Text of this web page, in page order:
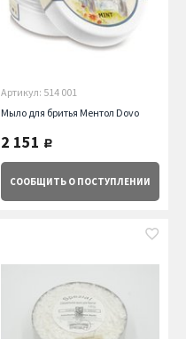
Артикул: 514 001
Мыло для бритья Ментол Dovo
2 151 руб.
СООБЩИТЬ О ПОСТУПЛЕНИИ